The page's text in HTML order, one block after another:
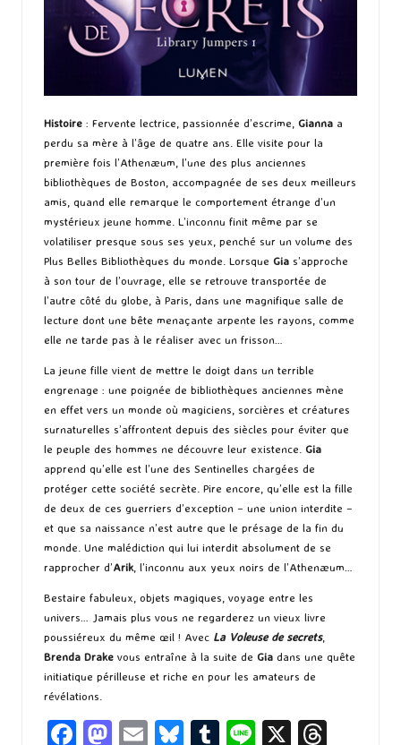
Histoire : Fervente lectrice, passionnée d’escrime, Gianna a
perdu sa mère à l’âge de quatre ans. Elle visite pour la
première fois l’Athenæum, l’une des plus anciennes
bibliothèques de Boston, accompagnée de ses deux meilleurs
amis, quand elle remarque le comportement étrange d’un
mystérieux jeune homme. L’inconnu finit même par se
volatiliser presque sous ses yeux, penché sur un volume des
Plus Belles Bibliothèques du monde. Lorsque Gia s’approche
à son tour de l’ouvrage, elle se retrouve transportée de
l’autre côté du globe, à Paris, dans une magnifique salle de
lecture dont une bête menaçante arpente les rayons, comme
elle ne tarde pas à le réaliser avec un frisson…
La jeune fille vient de mettre le doigt dans un terrible
engrenage : une poignée de bibliothèques anciennes mène
en effet vers un monde où magiciens, sorcières et créatures
surnaturelles s’affrontent depuis des siècles pour éviter que
le peuple des hommes ne découvre leur existence. Gia
apprend qu’elle est l’une des Sentinelles chargées de
protéger cette société secrète. Pire encore, qu’elle est la fille
de deux de ces guerriers d’exception – une union interdite –
et que sa naissance n’est autre que le présage de la fin du
monde. Une malédiction qui lui interdit absolument de se
rapprocher d’Arik , l’inconnu aux yeux noirs de l’Athenæum…
Bestaire fabuleux, objets magiques, voyage entre les
univers… Jamais plus vous ne regarderez un vieux livre
poussiéreux du même œil ! Avec La Voleuse de secrets,
Brenda Drake vous entraîne à la suite de Gia dans une quête
initiatique périlleuse et riche en pour les amateurs de
révélations.
Fa M E
Bl T
Li X